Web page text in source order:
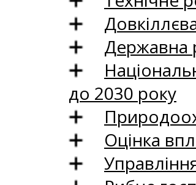
Державна
до 2030 року
Оцінка